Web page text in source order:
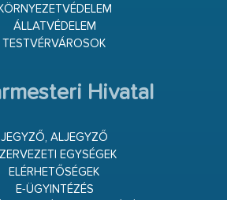
ÁLLATVÉDELEM
TESTVÉRVÁROSOK
Hivatal
JEGYZŐ, ALJEGYZŐ
EGYSÉGEK
ELÉRHETŐSÉGEK
E-ÜGYINTÉZÉS